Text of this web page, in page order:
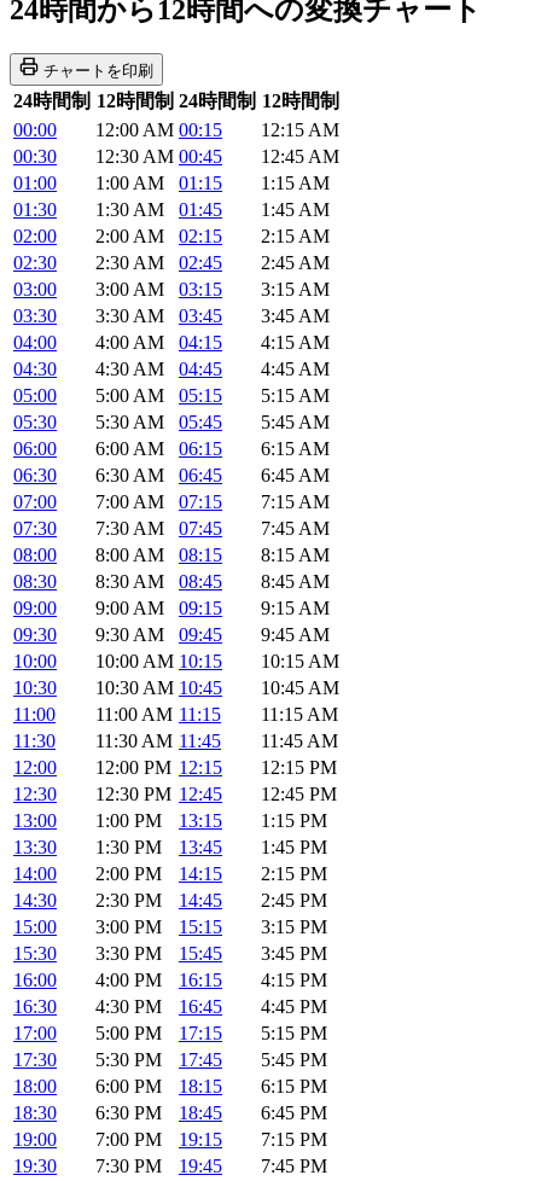
24時間から12時間への変換チャート
チャートを印刷
24時間制 12時間制 24時間制 12時間制
00:00
12:00 AM 00:15
12:15 AM
00:30
12:30 AM 00:45
12:45 AM
01:00
1:00 AM 01:15
1:15 AM
01:30
1:30 AM 01:45
1:45 AM
02:00
2:00 AM 02:15
2:15 AM
02:30
2:30 AM 02:45
2:45 AM
03:00
3:00 AM 03:15
3:15 AM
03:30
3:30 AM 03:45
3:45 AM
04:00
4:00 AM 04:15
4:15 AM
04:30
4:30 AM 04:45
4:45 AM
05:00
5:00 AM 05:15
5:15 AM
05:30
5:30 AM 05:45
5:45 AM
06:00
6:00 AM 06:15
6:15 AM
06:30
6:30 AM 06:45
6:45 AM
07:00
7:00 AM 07:15
7:15 AM
07:30
7:30 AM 07:45
7:45 AM
08:00
8:00 AM 08:15
8:15 AM
08:30
8:30 AM 08:45
8:45 AM
09:00
9:00 AM 09:15
9:15 AM
09:30
9:30 AM 09:45
9:45 AM
10:00
10:00 AM 10:15
10:15 AM
10:30
10:30 AM 10:45
10:45 AM
11:00
11:00 AM 11:15
11:15 AM
11:30
11:30 AM 11:45
11:45 AM
12:00
12:00 PM 12:15
12:15 PM
12:30
12:30 PM 12:45
12:45 PM
13:00
1:00 PM 13:15
1:15 PM
13:30
1:30 PM 13:45
1:45 PM
14:00
2:00 PM 14:15
2:15 PM
14:30
2:30 PM 14:45
2:45 PM
15:00
3:00 PM 15:15
3:15 PM
15:30
3:30 PM 15:45
3:45 PM
16:00
4:00 PM 16:15
4:15 PM
16:30
4:30 PM 16:45
4:45 PM
17:00
5:00 PM 17:15
5:15 PM
17:30
5:30 PM 17:45
5:45 PM
18:00
6:00 PM 18:15
6:15 PM
18:30
6:30 PM 18:45
6:45 PM
19:00
7:00 PM 19:15
7:15 PM
19:30
7:30 PM 19:45
7:45 PM